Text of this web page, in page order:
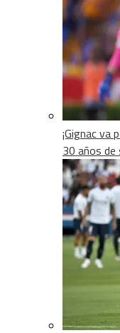
¡Gignac va
30 años de